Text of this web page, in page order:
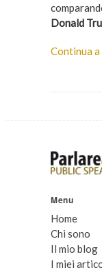
Donald
Continua
Menu
Home
Chi sono
Il mio blog
I miei